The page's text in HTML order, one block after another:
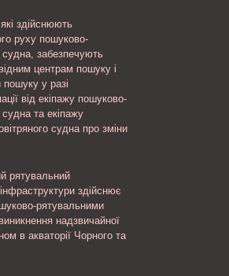
здійснюють
руху пошуково-
судна, забезпечують
центрам пошуку і
у разі
від екіпажу пошуково-
судна та екіпажу
судна про зміни
рятувальний
здійснює
рятувальними
надзвичайної
в акваторії Чорного та